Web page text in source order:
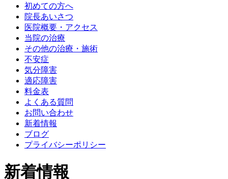
初めての方へ
院長あいさつ
医院概要・アクセス
当院の治療
その他の治療・施術
不安症
気分障害
適応障害
料金表
よくある質問
お問い合わせ
新着情報
ブログ
プライバシーポリシー
新着情報